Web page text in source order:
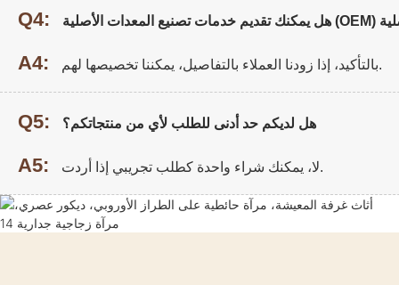
Q4:
A4:
بالتأكيد، إذا زودنا العملاء بالتفاصيل، يمكننا تخصيصها لهم.
Q5: هل لديكم حد أدنى للطلب لأي من منتجاتكم؟
A5: لا، يمكنك شراء واحدة كطلب تجريبي إذا أردت.